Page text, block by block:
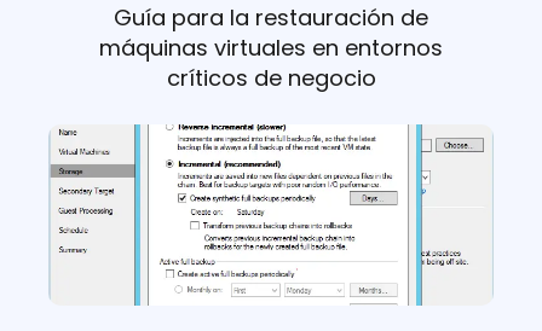
Guía para la restauración de
máquinas virtuales en entornos
críticos de negocio